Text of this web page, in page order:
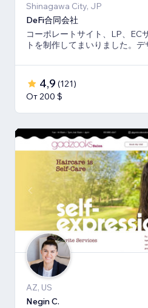
Shinagawa City, JP
DeFi合同会社
コーポレートサイト、LP、EC
トを制作してまいりました。
4,9 (121)
От 200 $
AZ, US
Negin C.